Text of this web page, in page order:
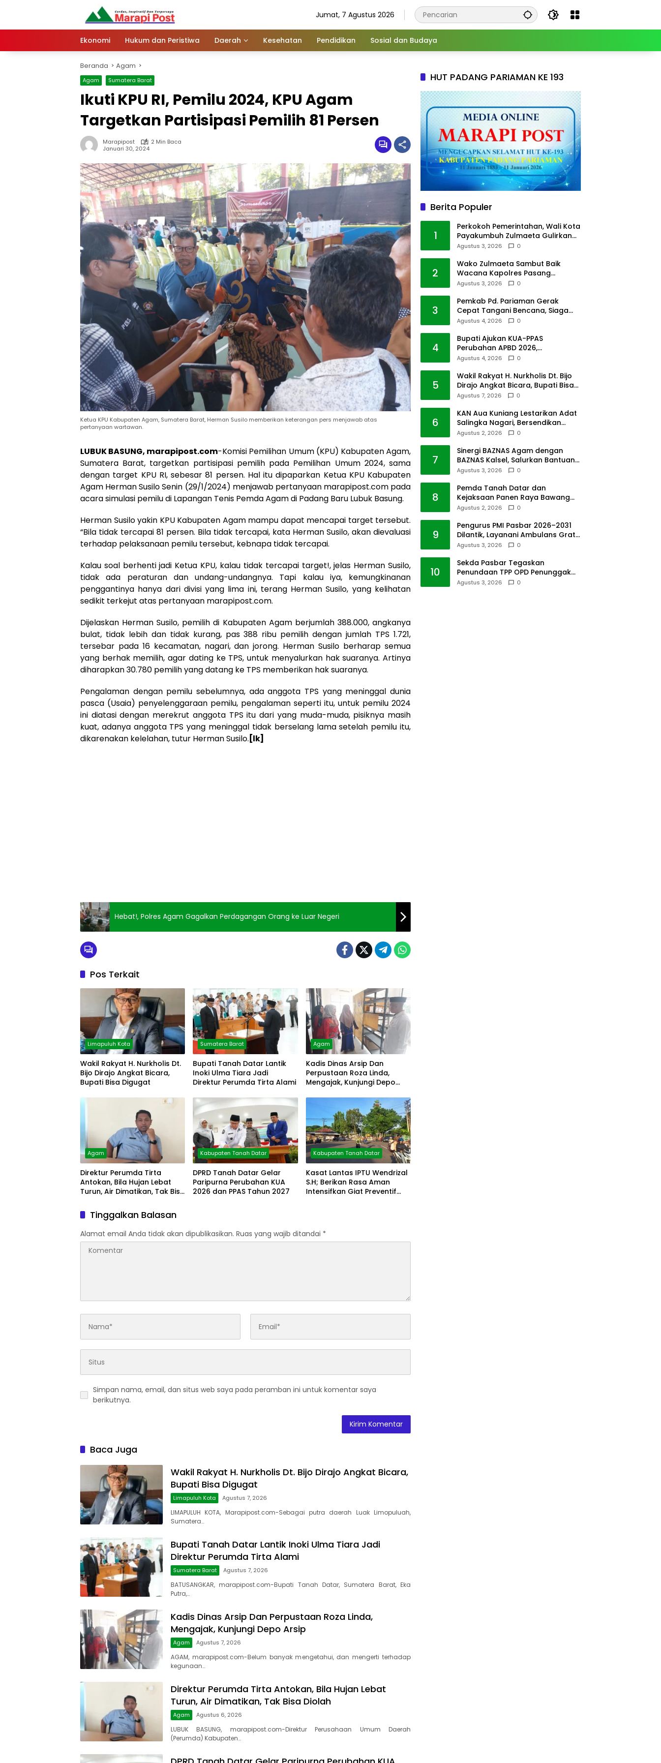
Jumat, 7 Agustus 2026
Ekonomi Hukum dan Peristiwa Daerah Kesehatan Pendidikan Sosial dan Budaya
Beranda Agam
Agam Sumatera Barat
Ikuti KPU RI, Pemilu 2024, KPU Agam
Targetkan Partisipasi Pemilih 81 Persen
Marapipost
2 Min Baca
Januari 30, 2024
Ketua KPU Kabupaten Agam, Sumatera Barat, Herman Susilo memberikan keterangan pers menjawab atas
pertanyaan wartawan.
LUBUK BASUNG, marapipost.com-Komisi Pemilihan Umum (KPU) Kabupaten Agam,
Sumatera Barat, targetkan partisipasi pemilih pada Pemilihan Umum 2024, sama
dengan target KPU RI, sebesar 81 persen. Hal itu dipaparkan Ketua KPU Kabupaten
Agam Herman Susilo Senin (29/1/2024) menjawab pertanyaan marapipost.com pada
acara simulasi pemilu di Lapangan Tenis Pemda Agam di Padang Baru Lubuk Basung.
Herman Susilo yakin KPU Kabupaten Agam mampu dapat mencapai target tersebut.
“Bila tidak tercapai 81 persen. Bila tidak tercapai, kata Herman Susilo, akan dievaluasi
terhadap pelaksanaan pemilu tersebut, kebnapa tidak tercapai.
Kalau soal berhenti jadi Ketua KPU, kalau tidak tercapai target!, jelas Herman Susilo,
tidak ada peraturan dan undang-undangnya. Tapi kalau iya, kemungkinanan
penggantinya hanya dari divisi yang lima ini, terang Herman Susilo, yang kelihatan
sedikit terkejut atas pertanyaan marapipost.com.
Dijelaskan Herman Susilo, pemilih di Kabupaten Agam berjumlah 388.000, angkanya
bulat, tidak lebih dan tidak kurang, pas 388 ribu pemilih dengan jumlah TPS 1.721,
tersebar pada 16 kecamatan, nagari, dan jorong. Herman Susilo berharap semua
yang berhak memilih, agar dating ke TPS, untuk menyalurkan hak suaranya. Artinya
diharapkan 30.780 pemilih yang datang ke TPS memberikan hak suaranya.
Pengalaman dengan pemilu sebelumnya, ada anggota TPS yang meninggal dunia
pasca (Usaia) penyelenggaraan pemilu, pengalaman seperti itu, untuk pemilu 2024
ini diatasi dengan merekrut anggota TPS itu dari yang muda-muda, pisiknya masih
kuat, adanya anggota TPS yang meninggal tidak berselang lama setelah pemilu itu,
dikarenakan kelelahan, tutur Herman Susilo. [lk]
Hebat!, Polres Agam Gagalkan Perdagangan Orang ke Luar Negeri
Pos Terkait
Limapuluh Kota
Wakil Rakyat H. Nurkholis Dt.
Bijo Dirajo Angkat Bicara,
Bupati Bisa Digugat
Sumatera Barat
Bupati Tanah Datar Lantik
Inoki Ulma Tiara Jadi
Direktur Perumda Tirta Alami
Agam
Kadis Dinas Arsip Dan
Perpustaan Roza Linda,
Mengajak, Kunjungi Depo
Agam
Direktur Perumda Tirta
Antokan, Bila Hujan Lebat
Turun, Air Dimatikan, Tak Bisa
Kabupaten Tanah Datar
DPRD Tanah Datar Gelar
Paripurna Perubahan KUA
2026 dan PPAS Tahun 2027
Kabupaten Tanah Datar
Kasat Lantas IPTU Wendrizal
S.H; Berikan Rasa Aman
Intensifkan Giat Preventif
Tinggalkan Balasan
Alamat email Anda tidak akan dipublikasikan. Ruas yang wajib ditandai *
Simpan nama, email, dan situs web saya pada peramban ini untuk komentar saya
berikutnya.
Baca Juga
Wakil Rakyat H. Nurkholis Dt. Bijo Dirajo Angkat Bicara,
Bupati Bisa Digugat
Limapuluh Kota Agustus 7, 2026
LIMAPULUH KOTA, Marapipost.com-Sebagai putra daerah Luak Limopuluah,
Sumatera…
Bupati Tanah Datar Lantik Inoki Ulma Tiara Jadi
Direktur Perumda Tirta Alami
Sumatera Barat Agustus 7, 2026
BATUSANGKAR, marapipost.com-Bupati Tanah Datar, Sumatera Barat, Eka
Putra,…
Kadis Dinas Arsip Dan Perpustaan Roza Linda,
Mengajak, Kunjungi Depo Arsip
Agam Agustus 7, 2026
AGAM, marapipost.com-Belum banyak mengetahui, dan mengerti terhadap
kegunaan…
Direktur Perumda Tirta Antokan, Bila Hujan Lebat
Turun, Air Dimatikan, Tak Bisa Diolah
Agam Agustus 6, 2026
LUBUK BASUNG, marapipost.com-Direktur Perusahaan Umum Daerah
(Perumda) Kabupaten…
HUT PADANG PARIAMAN KE 193
Berita Populer
1
Perkokoh Pemerintahan, Wali Kota
Payakumbuh Zulmaeta Gulirkan
Jabatan
Agustus 3, 2026 0
2
Wako Zulmaeta Sambut Baik
Wacana Kapolres Pasang
Kamera Pantau Lalin
Agustus 3, 2026 0
3
Pemkab Pd. Pariaman Gerak
Cepat Tangani Bencana, Siaga
Cuaca Ekstrem
Agustus 4, 2026 0
4
Bupati Ajukan KUA-PPAS
Perubahan APBD 2026,
Pendapatan Pasbar Naik 15
Agustus 4, 2026 0
5
Wakil Rakyat H. Nurkholis Dt. Bijo
Dirajo Angkat Bicara, Bupati Bisa
Digugat
Agustus 7, 2026 0
6
KAN Aua Kuniang Lestarikan Adat
Salingka Nagari, Bersendikan
Kitabullah
Agustus 2, 2026 0
7
Sinergi BAZNAS Agam dengan
BAZNAS Kalsel, Salurkan Bantuan
Bencana Alam
Agustus 3, 2026 0
8
Pemda Tanah Datar dan
Kejaksaan Panen Raya Bawang
Merah di Sawah Tangah
Agustus 2, 2026 0
9
Pengurus PMI Pasbar 2026–2031
Dilantik, Layanani Ambulans Gratis
ke Padang
Agustus 3, 2026 0
10
Sekda Pasbar Tegaskan
Penundaan TPP OPD Penunggak
Pajak Kendaraan Dinas
Agustus 3, 2026 0